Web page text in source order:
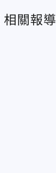
相關報導